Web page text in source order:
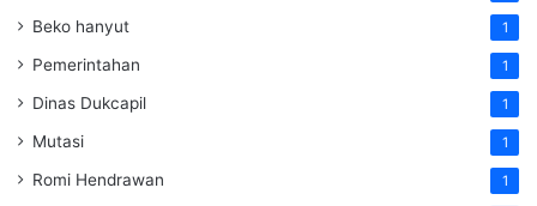
Beko hanyut 1
Pemerintahan 1
Dinas Dukcapil 1
Mutasi 1
Romi Hendrawan 1